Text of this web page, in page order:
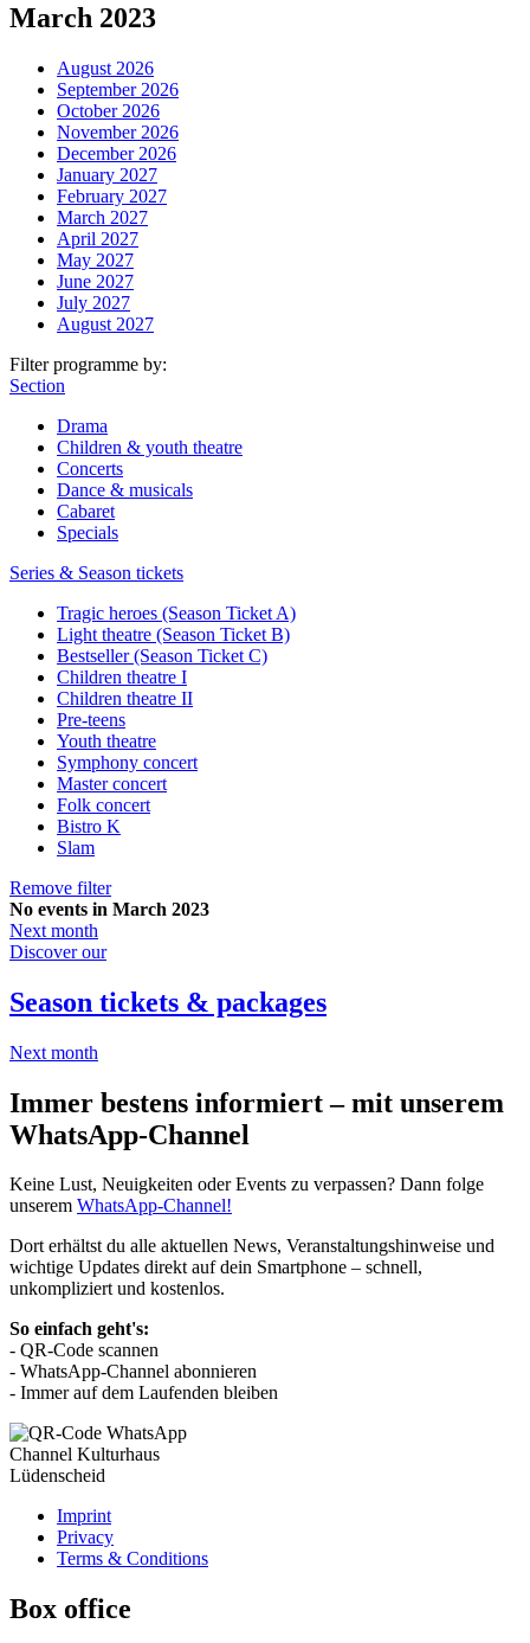
March 2023
August 2026
September 2026
October 2026
November 2026
December 2026
January 2027
February 2027
March 2027
April 2027
May 2027
June 2027
July 2027
August 2027
Filter programme by:
Section
Drama
Children & youth theatre
Concerts
Dance & musicals
Cabaret
Specials
Series & Season tickets
Tragic heroes (Season Ticket A)
Light theatre (Season Ticket B)
Bestseller (Season Ticket C)
Children theatre I
Children theatre II
Pre-teens
Youth theatre
Symphony concert
Master concert
Folk concert
Bistro K
Slam
Remove filter
No events in March 2023
Next month
Discover our
Season tickets & packages
Next month
Immer bestens informiert – mit unserem
WhatsApp-Channel
Keine Lust, Neuigkeiten oder Events zu verpassen? Dann folge
unserem WhatsApp-Channel!
Dort erhältst du alle aktuellen News, Veranstaltungshinweise und
wichtige Updates direkt auf dein Smartphone – schnell,
unkompliziert und kostenlos.
So einfach geht's:
- QR-Code scannen
- WhatsApp-Channel abonnieren
- Immer auf dem Laufenden bleiben
Imprint
Privacy
Terms & Conditions
Box office